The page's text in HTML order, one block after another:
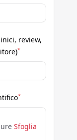
review,
*
*
Sfoglia